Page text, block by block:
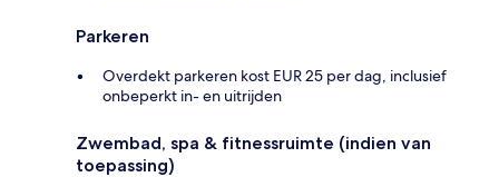
Parkeren
Overdekt parkeren kost EUR 25 per dag, inclusief
onbeperkt in- en uitrijden
Zwembad, spa & fitnessruimte (indien van
toepassing)